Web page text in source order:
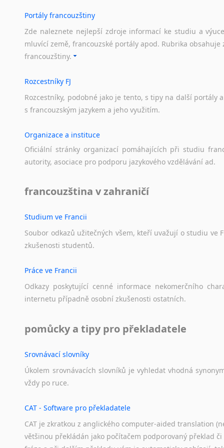
Svahilština
Tádžičtina
Tahitština
Tamilština
Tatarština
Thajština
Tibetština
Tigriňňa
Turkménština
Ujgurština
Urdština
Vietnamština
Znakový jazyk
Zulu
z jiných jazyků do FJ
z angličtiny
z maďarštiny
z italštiny
z ruštiny
z slovenštiny
z španělštiny
z ukrajinštiny
z čínštiny
--- další jazyky ---
Ajmarština
Akebu
Albánština
Portály francouzštiny
Zde naleznete nejlepší zdroje informací ke studiu a
mluvící země, francouzské portály apod. Rubrika
francouzštiny.
Rozcestníky FJ
Rozcestníky, podobné jako je tento, s tipy na další portály a
s francouzským jazykem a jeho využitím.
Organizace a instituce
Oficiální stránky organizací pomáhajících při studiu
autority, asociace pro podporu jazykového vzdělávání ad.
francouzština v zahraničí
Studium ve Francii
Soubor odkazů užitečných všem, kteří uvažují o studiu ve
zkušenosti studentů.
Práce ve Francii
Odkazy poskytující cenné informace nekomerčního
internetu případně osobní zkušenosti ostatních.
pomůcky a tipy pro překladatele
Srovnávací slovníky
Úkolem srovnávacích slovníků je vyhledat vhodná
vždy po ruce.
CAT - Software pro překladatele
CAT je zkratkou z anglického computer-aided translation
většinou překládán jako počítačem podporovaný překlad